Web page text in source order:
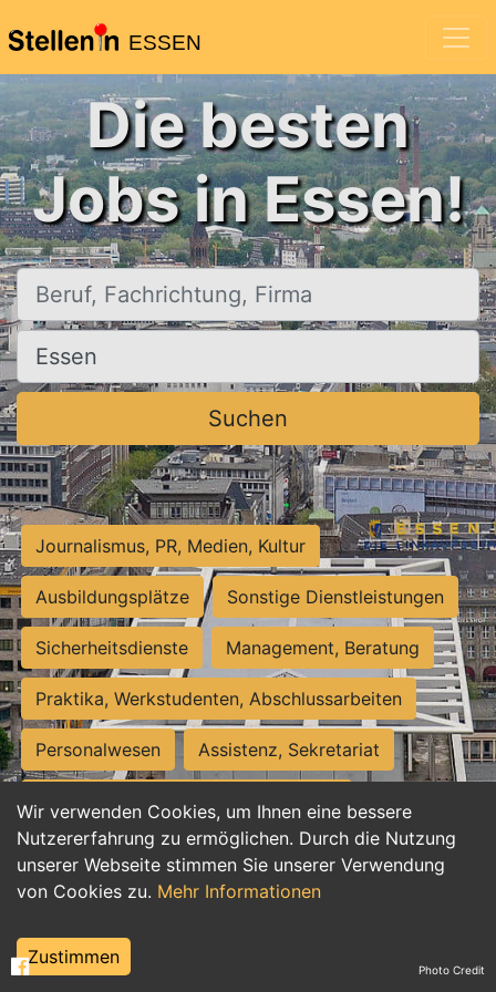
ESSEN
Wir verwenden Cookies, um Ihnen eine bessere
Nutzererfahrung zu ermöglichen. Durch die Nutzung
unserer Webseite stimmen Sie unserer Verwendung
von Cookies zu. Mehr Informationen
Zustimmen
Die besten
Jobs in Essen!
Beruf, Fachrichtung, Firma
Ort, Stadt
Suchen
Journalismus, PR, Medien, Kultur
Ausbildungsplätze Sonstige Dienstleistungen
Sicherheitsdienste Management, Beratung
Praktika, Werkstudenten, Abschlussarbeiten
Personalwesen Assistenz, Sekretariat
Hilfskräfte, Aushilfs- und Nebenjobs
Einkauf, Logistik, Materialwirtschaft
Weiterbildung, Studium, duale Ausbildung
Tourismus
Photo Credit